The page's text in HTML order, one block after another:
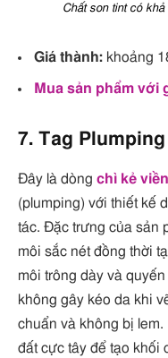
Chất son tint có
Giá thành: khoảng
Mua sản phẩm với
7. Tag
Đây là dòng chì kẻ
(plumping) với thiết kế
tác. Đặc trưng của sản
môi sắc nét đồng thời
môi trông dày và
không gây kéo da khi
chuẩn và không bị
đất cực tây để tạo khối